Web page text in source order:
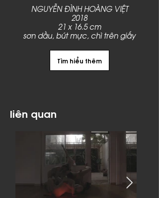
NGUYỄN ĐÌNH HOÀNG VIỆT
2018
21 x 16.5 cm
sơn dầu, bút mực, chì trên giấy
Tìm hiểu thêm
liên quan